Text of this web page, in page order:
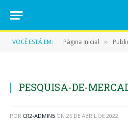
VOCÊ ESTÁ EM: Página Inicial »
PESQUISA-DE-
POR CR2-ADMIN5 ON 26 DE ABRIL DE 2022